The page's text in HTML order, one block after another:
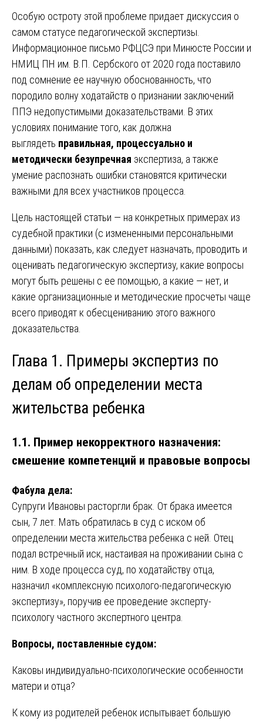
Особую остроту этой проблеме придает дискуссия о
самом статусе педагогической экспертизы.
Информационное письмо РФЦСЭ при Минюсте России и
НМИЦ ПН им. В.П. Сербского от 2020 года поставило
под сомнение ее научную обоснованность, что
породило волну ходатайств о признании заключений
ППЭ недопустимыми доказательствами. В этих
условиях понимание того, как должна
выглядеть правильная, процессуально и
методически безупречная экспертиза, а также
умение распознать ошибки становятся критически
важными для всех участников процесса.
Цель настоящей статьи — на конкретных примерах из
судебной практики (с измененными персональными
данными) показать, как следует назначать, проводить и
оценивать педагогическую экспертизу, какие вопросы
могут быть решены с ее помощью, а какие — нет, и
какие организационные и методические просчеты чаще
всего приводят к обесцениванию этого важного
доказательства.
Глава 1. Примеры экспертиз по
делам об определении места
жительства ребенка
1.1. Пример некорректного назначения:
смешение компетенций и правовые вопросы
Фабула дела:
Супруги Ивановы расторгли брак. От брака имеется
сын, 7 лет. Мать обратилась в суд с иском об
определении места жительства ребенка с ней. Отец
подал встречный иск, настаивая на проживании сына с
ним. В ходе процесса суд, по ходатайству отца,
назначил «комплексную психолого-педагогическую
экспертизу», поручив ее проведение эксперту-
психологу частного экспертного центра.
Вопросы, поставленные судом:
Каковы индивидуально-психологические особенности
матери и отца?
К кому из родителей ребенок испытывает большую